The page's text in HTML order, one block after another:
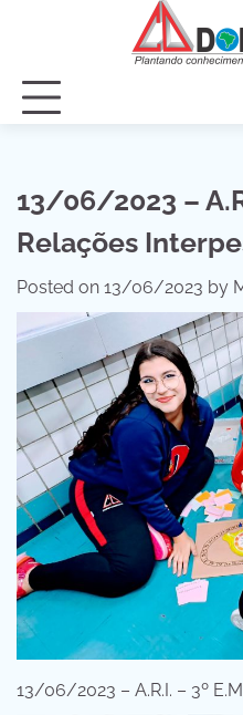
13/06/2023 –
Relações
Posted on 13/06/2023 by
13/06/2023 – A.R.I. – 3º